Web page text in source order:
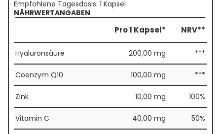
Empfohlene Tagesdosis: 1 Kapsel
NÄHRWERTANGABEN
Pro 1 Kapsel* NRV**
Hyaluronsäure 200,00 mg ***
Coenzym Q10 100,00 mg ***
Zink 10,00 mg 100%
Vitamin C 40,00 mg 50%